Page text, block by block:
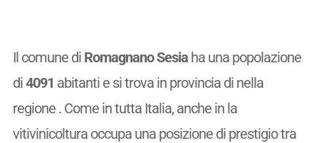
Il comune di Romagnano Sesiaha una popolazione
di4091 abitanti e si trova in provincia di nella
regione . Come in tutta Italia, anche in la
vitivinicoltura occupa una posizione di prestigio tra